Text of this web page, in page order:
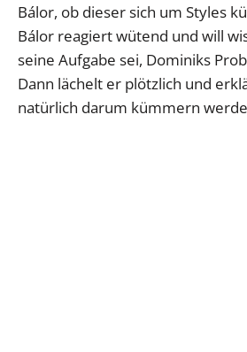
Bálor, ob dieser sich um Styles
Bálor reagiert wütend und will
seine Aufgabe sei, Dominiks
Dann lächelt er plötzlich und
natürlich darum kümmern